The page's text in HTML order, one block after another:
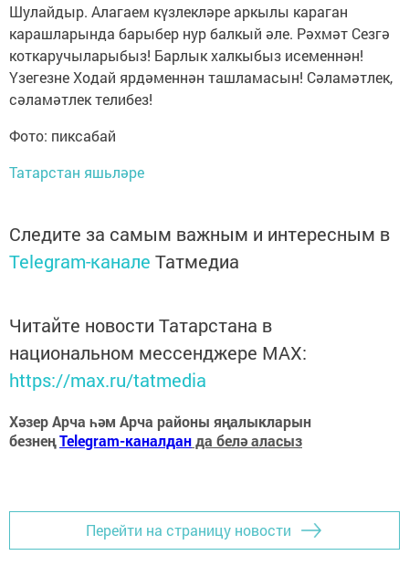
Шулайдыр. Алагаем күзлекләре аркылы караган
карашларында барыбер нур балкый әле. Рәхмәт Сезгә
коткаручыларыбыз! Барлык халкыбыз исеменнән!
Үзегезне Ходай ярдәменнән ташламасын! Сәламәтлек,
сәламәтлек телибез!
Фото: пиксабай
Татарстан яшьләре
Следите за самым важным и интересным в
Telegram-канале Татмедиа
Читайте новости Татарстана в
национальном мессенджере MАХ:
https://max.ru/tatmedia
Хәзер Арча һәм Арча районы яңалыкларын
безнеңTelegram-каналданда белә аласыз
Перейти на страницу новости